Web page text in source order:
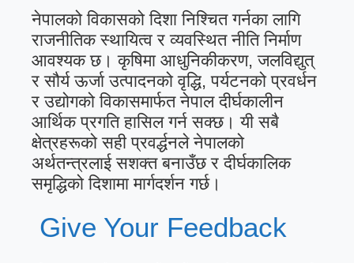
नेपालको विकासको दिशा निश्चित गर्नका लागि
राजनीतिक स्थायित्व र व्यवस्थित नीति निर्माण
आवश्यक छ। कृषिमा आधुनिकीकरण, जलविद्युत्
र सौर्य ऊर्जा उत्पादनको वृद्धि, पर्यटनको प्रवर्धन
र उद्योगको विकासमार्फत नेपाल दीर्घकालीन
आर्थिक प्रगति हासिल गर्न सक्छ। यी सबै
क्षेत्रहरूको सही प्रवर्द्धनले नेपालको
अर्थतन्त्रलाई सशक्त बनाउँछ र दीर्घकालिक
समृद्धिको दिशामा मार्गदर्शन गर्छ।
Give Your Feedback